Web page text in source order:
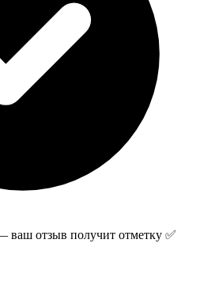
ваш отзыв получит отметку ✅